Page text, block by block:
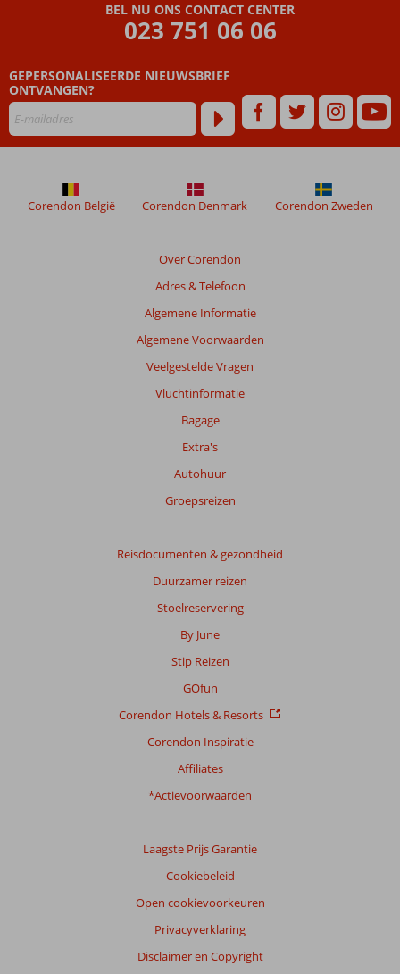
ook
mogelijk
BEL NU ONS CONTACT CENTER
023 751 06 06
GEPERSONALISEERDE NIEUWSBRIEF
ONTVANGEN?
Over Corendon
Adres & Telefoon
Algemene Informatie
Algemene Voorwaarden
Veelgestelde Vragen
Vluchtinformatie
Bagage
Extra's
Autohuur
Groepsreizen
Reisdocumenten & gezondheid
Duurzamer reizen
Stoelreservering
By June
Stip Reizen
GOfun
Corendon Hotels & Resorts
Corendon Inspiratie
Affiliates
*Actievoorwaarden
Laagste Prijs Garantie
Cookiebeleid
Open cookievoorkeuren
Privacyverklaring
Disclaimer en Copyright
Corendon België Corendon Denmark Corendon Zweden